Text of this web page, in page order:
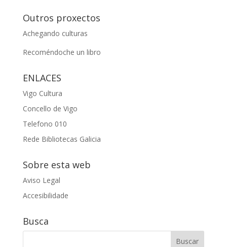
Outros proxectos
Achegando culturas
Recoméndoche un libro
ENLACES
Vigo Cultura
Concello de Vigo
Telefono 010
Rede Bibliotecas Galicia
Sobre esta web
Aviso Legal
Accesibilidade
Busca